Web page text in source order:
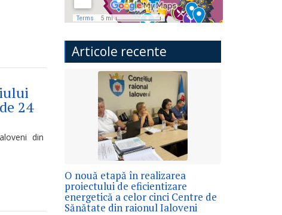
24
din
Articole recente
O nouă etapă în realizarea
proiectului de eficientizare
energetică a celor cinci Centre de
Sănătate din raionul Ialoveni